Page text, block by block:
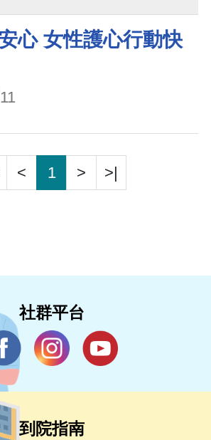
心 女性護心行動快
< 1 > >|
社群平台
到院指南